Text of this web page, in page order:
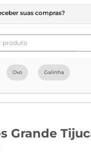
suas compras?
produto
Ovo Galinha
Grande